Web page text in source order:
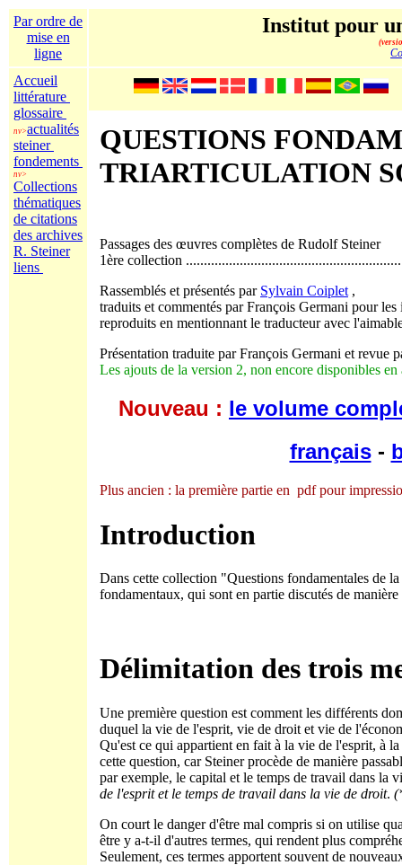
Par ordre de
mise en
ligne
Institut pour
Accueil
littérature
glossaire
nv>actualités
steiner
fondements
nv>
Collections
thématiques
de citations
des archives
R. Steiner
liens
QUESTIONS
TRIARTICULATION
Passages des œuvres complètes de Rudolf Steiner
1ère collection
Rassemblés et présentés par Sylvain Coiplet,
traduits et commentés par François Germani pour les
reproduits en mentionnant le traducteur avec
Présentation traduite par François Germani et revue
Les ajouts de la version 2, non encore disponibles
Nouveau : le volume
français-
Plus ancien : la première partie en pdf pour
Introduction
Dans cette collection "Questions fondamentales de
fondamentaux, qui sont en partie discutés de
Délimitation des trois
Une première question est comment les différents
duquel la vie de l'esprit, vie de droit et vie de
Qu'est ce qui appartient en fait à la vie de l'esprit, à
cette question, car Steiner procède de manière
par exemple, le capital et le temps de travail dans la
de l'esprit et le temps de travail dans la vie de droit.
On court le danger d'être mal compris si on utilise
être y a-t-il d'autres termes, qui rendent plus
Seulement, ces termes apportent souvent de